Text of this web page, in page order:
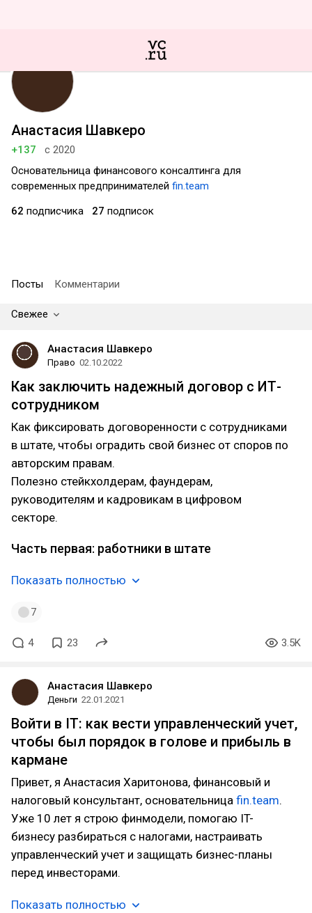
Анастасия Шавкеро
+137
с 2020
Основательница финансового консалтинга для
современных предпринимателей fin.team
62 подписчика 27 подписок
Посты Комментарии
Свежее
Анастасия Шавкеро
Право 02.10.2022
Как заключить надежный договор с ИТ-
сотрудником
Как фиксировать договоренности с сотрудниками
в штате, чтобы оградить свой бизнес от споров по
авторским правам.
Полезно стейкхолдерам, фаундерам,
руководителям и кадровикам в цифровом
секторе.
Часть первая: работники в штате
Показать полностью
7
4 23 3.5K
Анастасия Шавкеро
Деньги 22.01.2021
Войти в IT: как вести управленческий учет,
чтобы был порядок в голове и прибыль в
кармане
Привет, я Анастасия Харитонова, финансовый и
налоговый консультант, основательница fin.team.
Уже 10 лет я строю финмодели, помогаю IT-
бизнесу разбираться с налогами, настраивать
управленческий учет и защищать бизнес-планы
перед инвесторами.
Показать полностью